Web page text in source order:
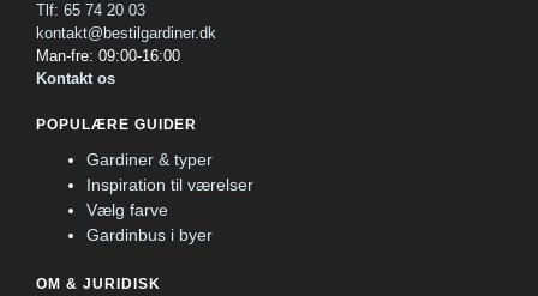
Tlf: 65 74 20 03
kontakt@bestilgardiner.dk
Man-fre: 09:00-16:00
Kontakt os
POPULÆRE GUIDER
Gardiner & typer
Inspiration til værelser
Vælg farve
Gardinbus i byer
OM & JURIDISK